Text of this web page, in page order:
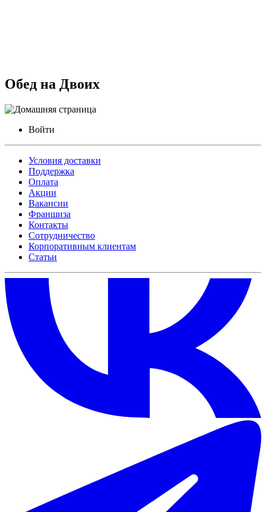
Обед на Двоих
Войти
Условия доставки
Поддержка
Оплата
Акции
Вакансии
Франшиза
Контакты
Сотрудничество
Корпоративным клиентам
Статьи